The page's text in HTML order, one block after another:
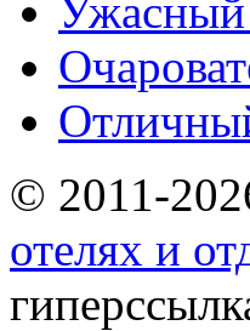
Ужасный
© 2011-
отелях и